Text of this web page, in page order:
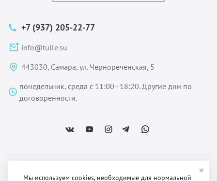
+7 (937) 205-22-77
info@tulle.su
443030, Самара, ул. Чернореченская, 5
понедельник, среда с 11:00–18:20. Другие дни по
договоренности.
Мы используем cookies, необходимые для нормальной